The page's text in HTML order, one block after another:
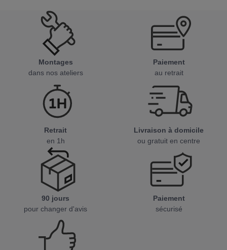
Montages
dans nos ateliers
Paiement
au retrait
Retrait
en 1h
Livraison à domicile
ou gratuit en centre
90 jours
pour changer d'avis
Paiement
sécurisé